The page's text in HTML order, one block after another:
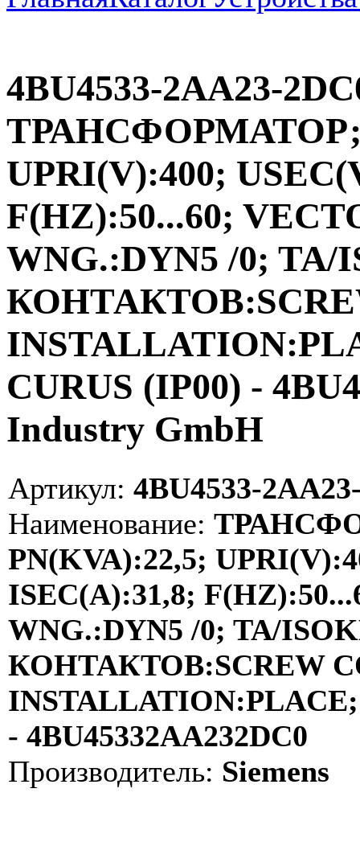
4BU4533-2AA23-
UPRI(V):400;
F(HZ):50...60;
WNG.:DYN5 /0;
CURUS (IP00) -
Industry GmbH
Артикул: 4BU4533-
Наименование:
PN(KVA):22,5;
ISEC(A):31,8;
WNG.:DYN5 /0; TA/
КОНТАКТОВ:SCREW
INSTALLATION:PLACE;
- 4BU45332AA232DC0
Производитель: Siemens